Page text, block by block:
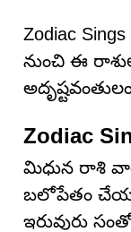
Zodiac
నుంచి ఈ
Zodiac
మిధున రాశి
బలోపేతం
ఇరువురు